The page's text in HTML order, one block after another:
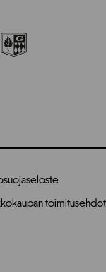
toimitusehdot